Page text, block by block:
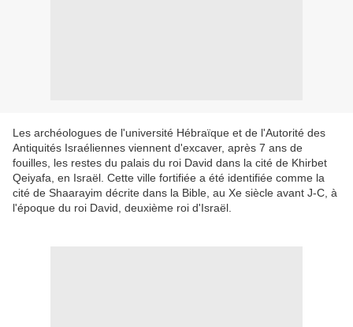
Les archéologues de l'université Hébraïque et de l'Autorité des
Antiquités Israéliennes viennent d'excaver, après 7 ans de
fouilles, les restes du palais du roi David dans la cité de Khirbet
Qeiyafa, en Israël. Cette ville fortifiée a été identifiée comme la
cité de Shaarayim décrite dans la Bible, au Xe siècle avant J-C, à
l'époque du roi David, deuxième roi d'Israël.